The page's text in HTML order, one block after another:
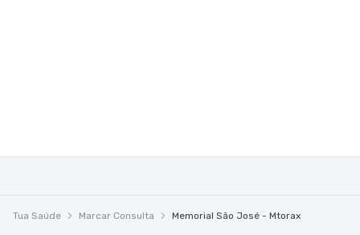
Tua Saúde Marcar Consulta Memorial São José - Mtorax